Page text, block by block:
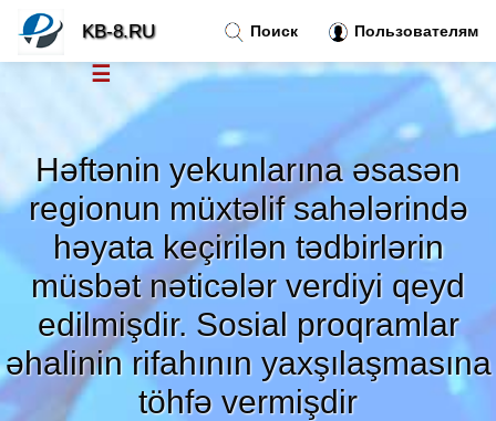
Həftənin yekunlarına əsasən
regionun müxtəlif sahələrində
həyata keçirilən tədbirlərin
müsbət nəticələr verdiyi qeyd
edilmişdir. Sosial proqramlar
əhalinin rifahının yaxşılaşmasına
töhfə vermişdir
Поиск Пользователям
KB-8.RU
☰
Тренды новостей»
Рубрики»
Правила »
Контакт